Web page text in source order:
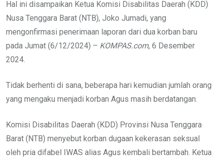
Hal ini disampaikan Ketua Komisi Disabilitas Daerah (KDD)
Nusa Tenggara Barat (NTB), Joko Jumadi, yang
mengonfirmasi penerimaan laporan dari dua korban baru
pada Jumat (6/12/2024) – KOMPAS.com, 6 Desember
2024.
Tidak berhenti di sana, beberapa hari kemudian jumlah orang
yang mengaku menjadi korban Agus masih berdatangan.
Komisi Disabilitas Daerah (KDD) Provinsi Nusa Tenggara
Barat (NTB) menyebut korban dugaan kekerasan seksual
oleh pria difabel IWAS alias Agus kembali bertambah. Ketua